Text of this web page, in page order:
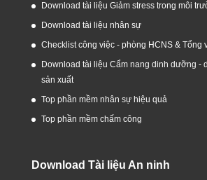
Download tài liệu Giảm stress trong môi
Download tài liệu nhân sự
Checklist công việc - phòng HCNS & Tổng
Download tài liệu Cẩm nang dinh dưỡng -
sản xuất
Top phần mềm nhân sự hiệu quả
Top phần mềm chấm công
Download Tài liệu An ninh